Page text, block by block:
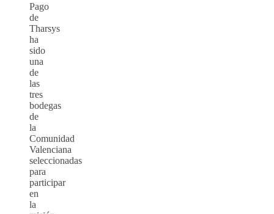
Pago
de
Tharsys
ha
sido
una
de
las
tres
bodegas
de
la
Comunidad
Valenciana
seleccionadas
para
participar
en
la